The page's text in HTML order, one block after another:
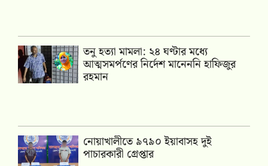
তনু হত্যা মামলা: ২৪ ঘণ্টার মধ্যে
আত্মসমর্পণের নির্দেশ মানেননি হাফিজুর
রহমান
নোয়াখালীতে ৯৭৯০ ইয়াবাসহ দুই
পাচারকারী গ্রেপ্তার